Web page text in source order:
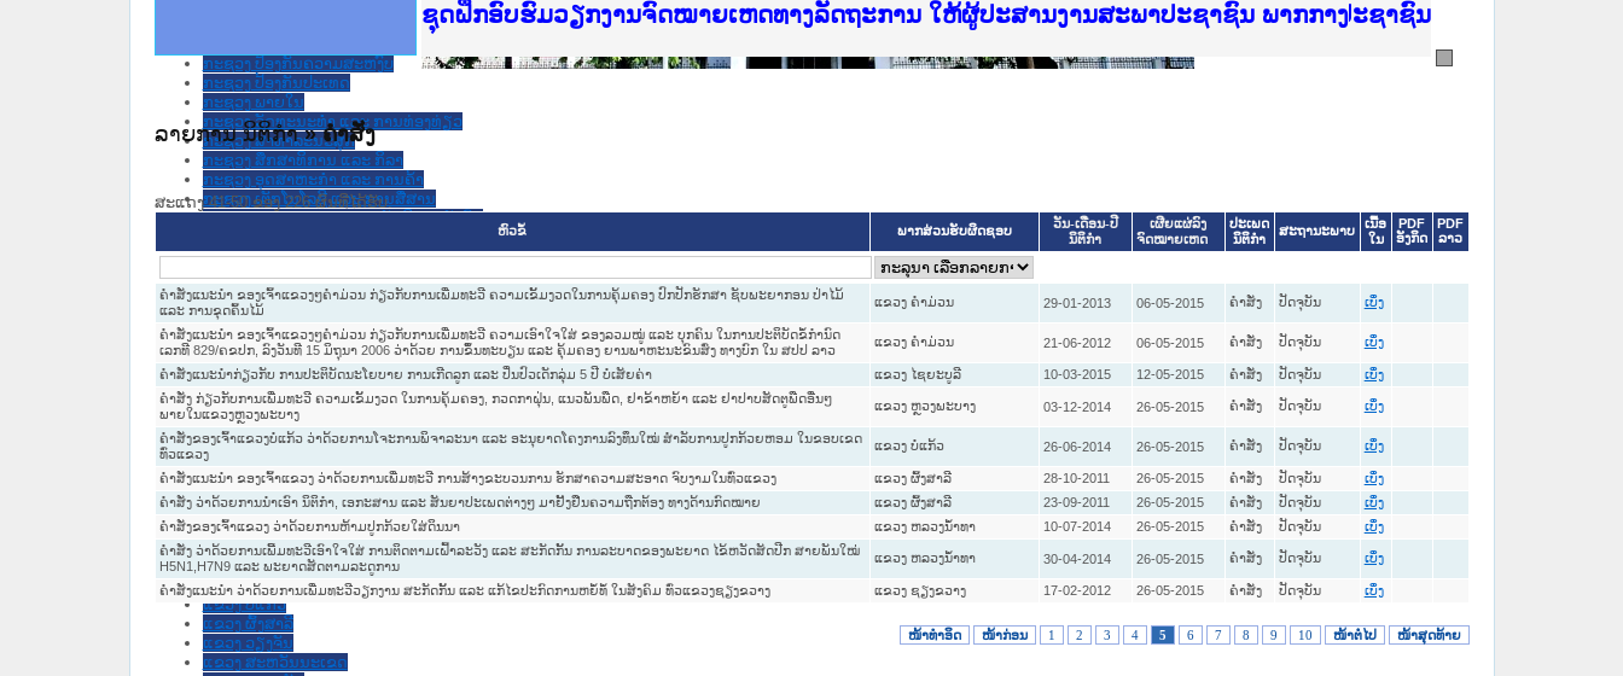
ກະຊວງ ປ້ອງກັນຄວາມສະຫງົບ
ກະຊວງ ປ້ອງກັນປະເທດ
ກະຊວງ ພາຍໃນ
ກະຊວງ ວັດທະນະທຳ ແລະ ການທ່ອງທ່ຽວ
ກະຊວງ ສາທາລະນະສຸກ
ກະຊວງ ສຶກສາທິການ ແລະ ກິລາ
ກະຊວງ ອຸດສາຫະກຳ ແລະ ການຄ້າ
ກະຊວງ ເຕັກໂນໂລຊີ ແລະ ການສື່ສານ
ກະຊວງ ແຮງງານ ແລະ ສະຫວັດດີການສັງຄົມ
ຄະນະຈັດຕັ້ງສູນກາງພັກ
ທະນາຄານແຫ່ງ ສປປ ລາວ
ສະຫະພັນນັກຮົບເກົ່າແຫ່ງຊາດລາວ
ສານປະຊາຊົນສູງສຸດ
ສູນກາງ ສະຫະພັນແມ່ຍິງລາວ
ສູນກາງ ແນວລາວສ້າງຊາດ
ສູນກາງຊາວໜຸ່ມປະຊາຊົນປະຕິວັດລາວ
ສູນກາງສະຫະພັນກຳມະບານລາວ
ອົງການ ກວດສອບແຫ່ງລັດ
ອົງການ ໄອຍະການປະຊາຊົນສູງສຸດ
ອົງການກວດກາແຫ່ງລັດ
ອົງການກາແດງແຫ່ງຊາດລາວ
ນິຕິກໍາຂັ້ນແຂວງ
ນະ​ຄອນ​ຫລວງວຽງຈັນ
ແຂວງ ຄໍາມ່ວນ
ແຂວງ ຈໍາປາສັກ
ແຂວງ ຊຽງຂວາງ
ແຂວງ ບໍລິຄໍາໄຊ
ແຂວງ ບໍ່ແກ້ວ
ແຂວງ ຜົ້ງສາລີ
ແຂວງ ວຽງຈັນ
ແຂວງ ສະຫວັນນະເຂດ
Ministry of Justice Lao PDR
ເຜີຍແຜ່ວັບໄຊຈົດໝາຍເຫດທາງລັດຖະການ ແລະ ແອັບກົດໝາຍລາວ ທີ່ ສະຖາບັນຍຸຕິທຳແຫ່ງຊາດ
ກະຊວງຍຸຕິທຳ
ຊຸດຝຶກອົບຮົມວຽກງານຈົດໝາຍເຫດທາງລັດຖະການ ໃຫ້ຜູ້ປະສານງານສະພາປະຊາຊົນ ພາກເໜືອ
ກອງປະຊຸມທົບທວນຄືນການຈັດຕັ້ງປະຕິບັດວຽກງານຈົດໝາຍເຫດທາງລັດຖະການ
ຝຶກອົບຮົມ ຜູ່ປະສານງານວຽກງານຈົດໝາຍເຫດທາງລັດຖະການ ສຳລັບ ພາກກາງ
ຝຶກອົບຮົມ ຜູ່ປະສານງານວຽກງານຈົດໝາຍເຫດທາງລັດຖະການ ສຳລັບ ພາກໃຕ້
ເຜີຍແຜ່ແອັບກົດໝາຍລາວ ແລະ ເວັບໄຊຈົດໝາຍເຫດທາງລັດຖະການ ທີ່ ວິທະຍາຄານຕຳຫຼວດປະຊາຊົນ
ເຜີຍແຜ່ແອັບກົດໝາຍລາວ ແລະ ເວັບໄຊຈົດໝາຍເຫດທາງລັດຖະການ ທີ່ ວິທະຍາຄານສັນຕິບານປະຊາຊົນ
ຍົກລະດັບວຽກງານຈົດໝາຍເຫດທາງລັດຖະການໃຫ້ຜູ້ປະສານງານຂັ້ນແຂວງພາກເໜືອ
ຊຸດຝຶກອົບຮົມວຽກງານຈົດໝາຍເຫດທາງລັດຖະການ ໃຫ້ຜູ້ປະສານງານສະພາປະຊາຊົນ ພາກກາງ
ລາຍການ ນິຕິກໍາ» ຄໍາສັ່ງ
ສະແດງ 41-50 ຂອງ 226 ຜົນທີ່ໄດ້ຮັບ.
ຫົວຂໍ້ ພາກສ່ວນຮັບຜິດຊອບ
ວັນ-ເດືອນ-ປີ
ນິຕິກໍາ
ເຜີຍແຜ່ລົງ
ຈົດໝາຍເຫດ
ປະເພດ
ນິຕິກໍາ
ສະຖານະພາບ
ເນື້ອ
ໃນ
PDF
ອັງກິດ
PDF
ລາວ
ຄໍາສັ່ງແນະນໍາ ຂອງເຈົ້າແຂວງໆຄໍາມ່ວນ ກ່ຽວກັບການເພີ່ມທະວີ ຄວາມເຂັ້ມງວດໃນການຄຸ້ມຄອງ ປົກປັກຮັກສາ ຊັບພະຍາກອນ ປ່າໄມ້
ແລະ ການຂຸດຄົ້ນໄມ້
ແຂວງ ຄໍາມ່ວນ 29-01-2013 06-05-2015 ຄໍາສັ່ງ ປັດຈຸບັນ ເບິ່ງ
ຄໍາສັ່ງແນະນໍາ ຂອງເຈົ້າແຂວງໆຄໍາມ່ວນ ກ່ຽວກັບການເພີ່ມທະວີ ຄວາມເອົາໃຈໃສ່ ຂອງລວມໝູ່ ແລະ ບຸກຄົນ ໃນການປະຕິບັດຂໍ້ກໍານົດ
ເລກທີ 829/ຄຂປກ, ລົງວັນທີ 15 ມິຖຸນາ 2006 ວ່າດ້ວຍ ການຂຶ້ນທະບຽນ ແລະ ຄຸ້ມຄອງ ຍານພາຫະນະຂົນສົ່ງ ທາງບົກ ໃນ ສປປ ລາວ
ແຂວງ ຄໍາມ່ວນ 21-06-2012 06-05-2015 ຄໍາສັ່ງ ປັດຈຸບັນ ເບິ່ງ
ຄໍາສັ່ງແນະນໍາກ່ຽວກັບ ການປະຕິບັດນະໂຍບາຍ ການເກີດລູກ ແລະ ປິ່ນປົວເດັກລຸ່ມ 5 ປີ ບໍ່ເສັຍຄ່າ ແຂວງ ໄຊຍະບູລີ 10-03-2015 12-05-2015 ຄໍາສັ່ງ ປັດຈຸບັນ ເບິ່ງ
ຄຳສັ່ງ ກ່ຽວກັບການເພີ່ມທະວີ ຄວາມເຂັ້ມງວດ ໃນການຄຸ້ມຄອງ, ກວດກາຝຸ່ນ, ແນວພັນພືດ, ຢາຂ້າຫຍ້າ ແລະ ຢາປາບສັດຕູພືດອື່ນໆ
ພາຍໃນແຂວງຫຼວງພະບາງ
ແຂວງ ຫຼວງພະບາງ 03-12-2014 26-05-2015 ຄໍາສັ່ງ ປັດຈຸບັນ ເບິ່ງ
ຄຳສັ່ງຂອງເຈົ້າແຂວງບໍ່ແກ້ວ ວ່າດ້ວຍການໂຈະການພິຈາລະນາ ແລະ ອະນຸຍາດໂຄງການລົງທຶນໃໝ່ ສຳລັບການປູກກ້ວຍຫອມ ໃນຂອບເຂດ
ທົ່ວແຂວງ
ແຂວງ ບໍ່ແກ້ວ 26-06-2014 26-05-2015 ຄໍາສັ່ງ ປັດຈຸບັນ ເບິ່ງ
ຄຳສັ່ງແນະນຳ ຂອງເຈົ້າແຂວງ ວ່າດ້ວຍການເພີ່ມທະວີ ການສ້າງຂະບວນການ ຮັກສາຄວາມສະອາດ ຈົບງາມໃນທົ່ວແຂວງ ແຂວງ ຜົ້ງສາລີ 28-10-2011 26-05-2015 ຄໍາສັ່ງ ປັດຈຸບັນ ເບິ່ງ
ຄຳສັ່ງ ວ່າດ້ວຍການນຳເອົາ ນິຕິກຳ, ເອກະສານ ແລະ ສັນຍາປະເພດຕ່າງໆ ມາຢັ້ງຢືນຄວາມຖືກຕ້ອງ ທາງດ້ານກົດໝາຍ ແຂວງ ຜົ້ງສາລີ 23-09-2011 26-05-2015 ຄໍາສັ່ງ ປັດຈຸບັນ ເບິ່ງ
ຄຳສັ່ງຂອງເຈົ້າແຂວງ ວ່າດ້ວຍການຫ້າມປູກກ້ວຍໃສ່ດິນນາ ແຂວງ ຫລວງນໍ້າທາ 10-07-2014 26-05-2015 ຄໍາສັ່ງ ປັດຈຸບັນ ເບິ່ງ
ຄຳສັ່ງ ວ່າດ້ວຍການເພີ້ມທະວີເອົາໃຈໃສ່ ການຕິດຕາມເຝົ້າລະວັງ ແລະ ສະກັດກັ້ນ ການລະບາດຂອງພະຍາດ ໄຂ້ຫວັດສັດປີກ ສາຍພັນໃໝ່
H5N1,H7N9 ແລະ ພະຍາດສັດຕາມລະດູການ
ແຂວງ ຫລວງນໍ້າທາ 30-04-2014 26-05-2015 ຄໍາສັ່ງ ປັດຈຸບັນ ເບິ່ງ
ຄຳສັ່ງແນະນຳ ວ່າດ້ວຍການເພີ່ມທະວີວຽກງານ ສະກັດກັ້ນ ແລະ ແກ້ໄຂປະກົດການຫຍໍ້ທໍ້ ໃນສັງຄົມ ທົ່ວແຂວງຊຽງຂວາງ ແຂວງ ຊຽງຂວາງ 17-02-2012 26-05-2015 ຄໍາສັ່ງ ປັດຈຸບັນ ເບິ່ງ
ໜ້າທໍາອິດ ໜ້າກ່ອນ 1 2 3 4 5 6 7 8 9 10 ໜ້າຕໍ່ໄປ ໜ້າສຸດທ້າຍ